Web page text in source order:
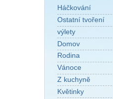
Háčkování
Ostatní tvoření
výlety
Domov
Rodina
Vánoce
Z kuchyně
Květinky